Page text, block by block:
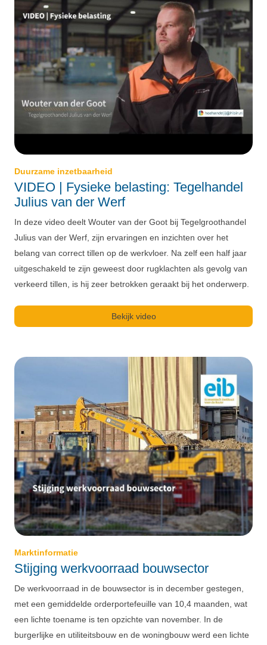
Duurzame inzetbaarheid
VIDEO | Fysieke belasting: Tegelhandel
Julius van der Werf
In deze video deelt Wouter van der Goot bij Tegelgroothandel
Julius van der Werf, zijn ervaringen en inzichten over het
belang van correct tillen op de werkvloer. Na zelf een half jaar
uitgeschakeld te zijn geweest door rugklachten als gevolg van
verkeerd tillen, is hij zeer betrokken geraakt bij het onderwerp.
Bekijk video
Marktinformatie
Stijging werkvoorraad bouwsector
De werkvoorraad in de bouwsector is in december gestegen,
met een gemiddelde orderportefeuille van 10,4 maanden, wat
een lichte toename is ten opzichte van november. In de
burgerlijke en utiliteitsbouw en de woningbouw werd een lichte